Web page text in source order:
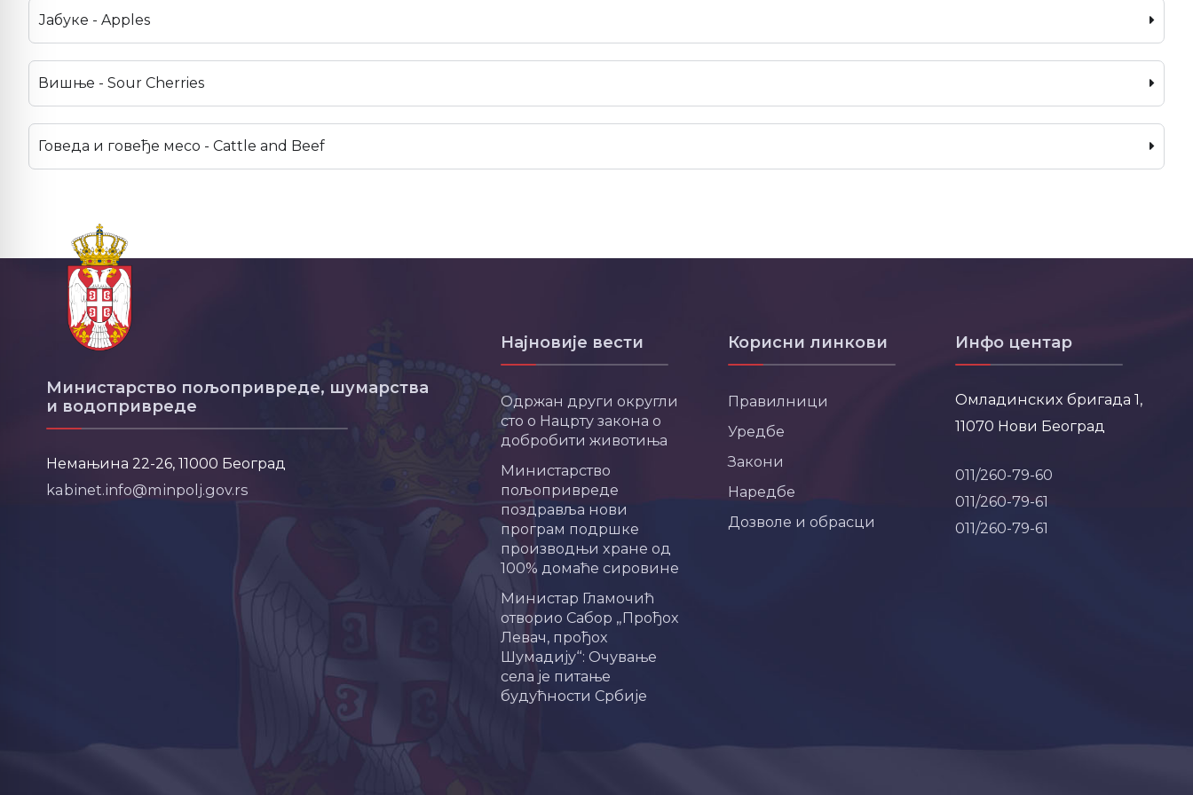
Јабуке - Apples
Вишње - Sour Cherries
Говеда и говеђе месо - Cattle and Beef
Министарство пољопривреде, шумарства
и водопривреде
Немањина 22-26, 11000 Београд
kabinet.info@minpolj.gov.rs
Најновије вести
Одржан други округли
сто о Нацрту закона о
добробити животиња
Министарство
пољопривреде
поздравља нови
програм подршке
производњи хране од
100% домаће сировине
Министар Гламочић
отворио Сабор „Прођох
Левач, прођох
Шумадију“: Очување
села је питање
будућности Србије
Корисни линкови
Правилници
Уредбе
Закони
Наредбе
Дозволе и обрасци
Инфо центар
Омладинских бригада 1,
11070 Нови Београд
011/260-79-60
011/260-79-61
011/260-79-61